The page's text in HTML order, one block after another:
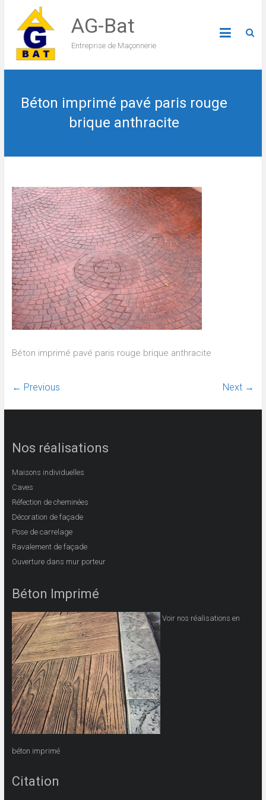
AG-Bat
Entreprise de Maçonnerie
Béton imprimé pavé paris rouge
brique anthracite
Béton imprimé pavé paris rouge brique anthracite
← Previous Next →
Nos réalisations
Maisons individuelles
Caves
Réfection de cheminées
Décoration de façade
Pose de carrelage
Ravalement de façade
Ouverture dans mur porteur
Béton Imprimé
Voir nos réalisations en
béton imprimé
Citation